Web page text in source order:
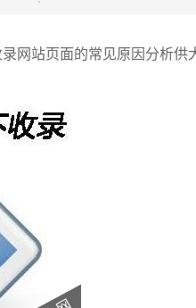
网站页面的常见原因分析供